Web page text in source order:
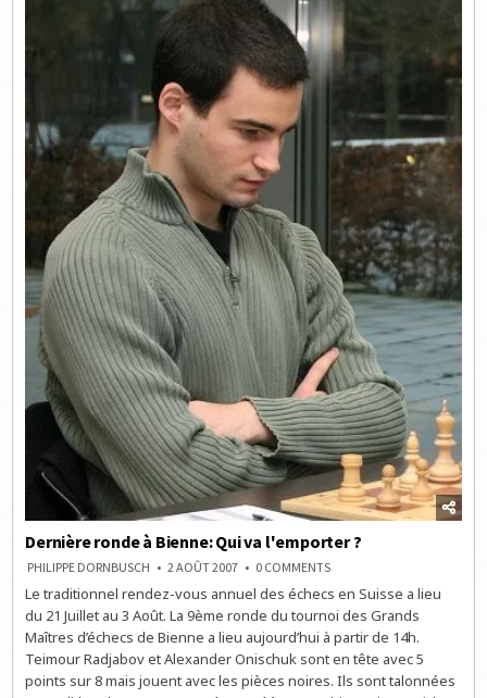
Dernière ronde à Bienne: Qui va l'emporter ?
PHILIPPE DORNBUSCH 2 AOÛT 2007 0 COMMENTSON
RONDE
BIENNE:
QUI
VA
L'EMPORTER
Le traditionnel rendez-vous annuel des échecs en Suisse a lieu
du 21 Juillet au 3 Août. La 9ème ronde du tournoi des Grands
Maîtres d’échecs de Bienne a lieu aujourd’hui à partir de 14h.
Teimour Radjabov et Alexander Onischuk sont en tête avec 5
points sur 8 mais jouent avec les pièces noires. Ils sont talonnées